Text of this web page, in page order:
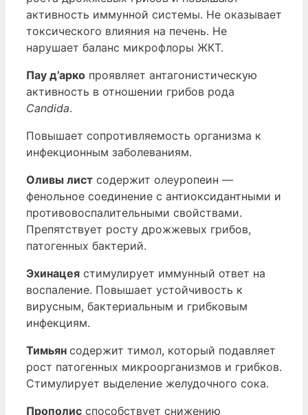
активность иммунной системы. Не оказывает
токсического влияния на печень. Не
нарушает баланс микрофлоры ЖКТ.
Пау д’арко проявляет антагонистическую
активность в отношении грибов рода
Candida.
Повышает сопротивляемость организма к
инфекционным заболеваниям.
Оливы лист содержит олеуропеин —
фенольное соединение с антиоксидантными и
противовоспалительными свойствами.
Препятствует росту дрожжевых грибов,
патогенных бактерий.
Эхинацея стимулирует иммунный ответ на
воспаление. Повышает устойчивость к
вирусным, бактериальным и грибковым
инфекциям.
Тимьян содержит тимол, который подавляет
рост патогенных микроорганизмов и грибков.
Стимулирует выделение желудочного сока.
Прополис способствует снижению